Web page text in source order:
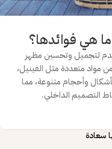
هي فوائدها؟
لتجميل وتحسين مظهر
مواد متعددة مثل الفينيل،
وأحجام متنوعة، مما
التصميم الداخلي.
سعادة